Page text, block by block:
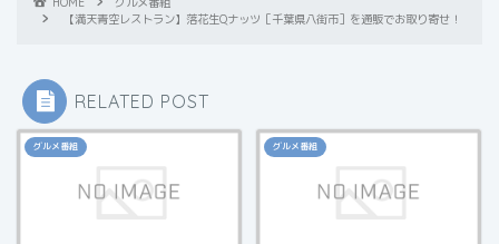
【満天青空レストラン】落花生Qナッツ［千葉県八街市］を通販でお取り寄せ！
RELATED POST
グルメ番組 グルメ番組